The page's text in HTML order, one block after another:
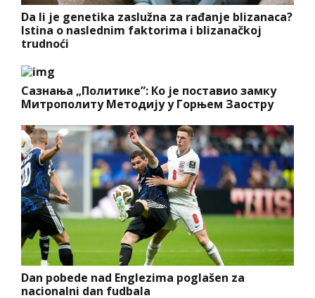
Da li je genetika zaslužna za rađanje blizanaca?
Istina o naslednim faktorima i blizanačkoj
trudnoći
Сазнања „Политике”: Ко је поставио замку
Митрополиту Методију у Горњем Заостру
Dan pobede nad Englezima poglašen za
nacionalni dan fudbala